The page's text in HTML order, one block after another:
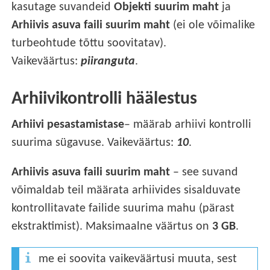
kasutage suvandeidObjekti suurim maht ja
Arhiivis asuva faili suurim maht (ei ole võimalike
turbeohtude tõttu soovitatav).
Vaikeväärtus:piiranguta.
Arhiivikontrolli häälestus
Arhiivi pesastamistase– määrab arhiivi kontrolli
suurima sügavuse. Vaikeväärtus: 10.
Arhiivis asuva faili suurim maht – see suvand
võimaldab teil määrata arhiivides sisalduvate
kontrollitavate failide suurima mahu (pärast
ekstraktimist). Maksimaalne väärtus on 3 GB.
me ei soovita vaikeväärtusi muuta, sest